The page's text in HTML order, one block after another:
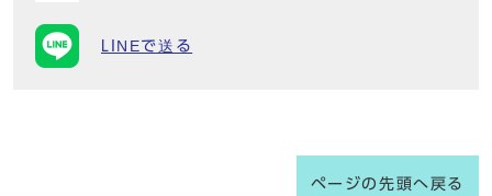
LINEで送る
ページの先頭へ戻る